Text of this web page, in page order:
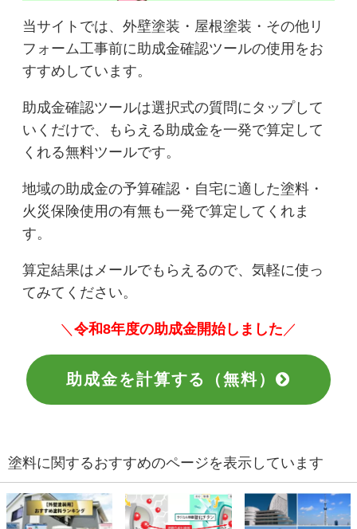
当サイトでは、外壁塗装・屋根塗装・その他リ
フォーム工事前に助成金確認ツールの使用をお
すすめしています。
助成金確認ツールは選択式の質問にタップして
いくだけで、もらえる助成金を一発で算定して
くれる無料ツールです。
地域の助成金の予算確認・自宅に適した塗料・
火災保険使用の有無も一発で算定してくれま
す。
算定結果はメールでもらえるので、気軽に使っ
てみてください。
＼ 令和8年度の助成金開始しました ／
助成金を計算する（無料）
塗料に関するおすすめのページを表示しています